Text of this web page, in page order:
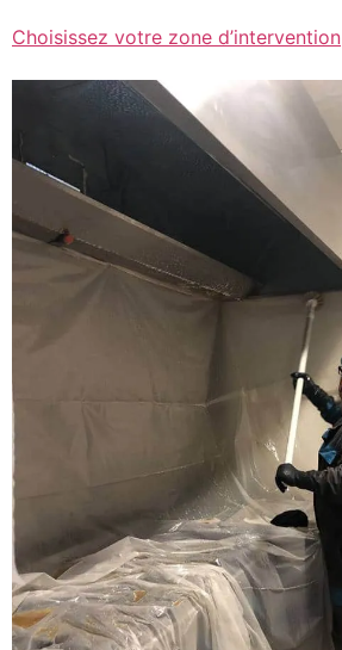
Choisissez votre zone d’intervention